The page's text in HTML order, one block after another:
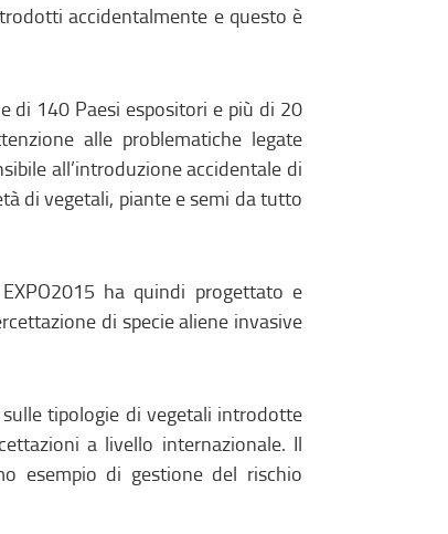
accidentalmente e questo è
di 140 Paesi espositori e più di 20
alle problematiche legate
all’introduzione accidentale di
di vegetali, piante e semi da tutto
ha quindi progettato e
di specie aliene invasive
tipologie di vegetali introdotte
a livello internazionale. Il
esempio di gestione del rischio